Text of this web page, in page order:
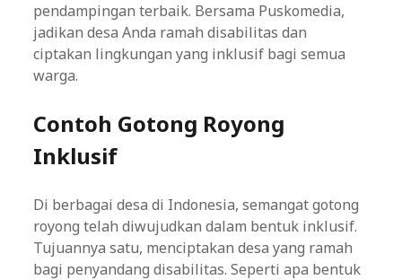
pendampingan terbaik. Bersama Puskomedia,
jadikan desa Anda ramah disabilitas dan
ciptakan lingkungan yang inklusif bagi semua
warga.
Contoh Gotong Royong
Inklusif
Di berbagai desa di Indonesia, semangat gotong
royong telah diwujudkan dalam bentuk inklusif.
Tujuannya satu, menciptakan desa yang ramah
bagi penyandang disabilitas. Seperti apa bentuk